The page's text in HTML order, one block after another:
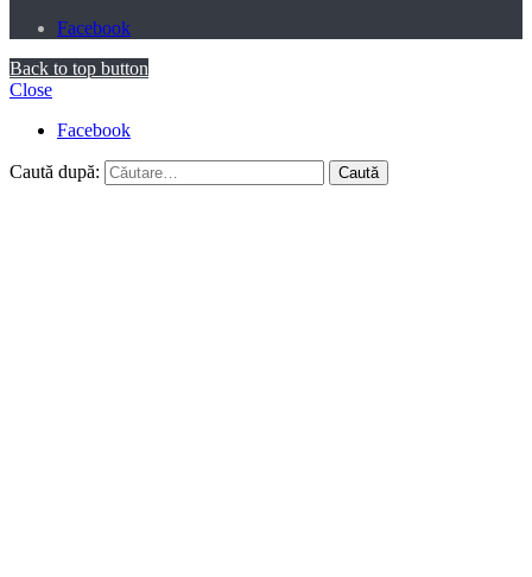
Facebook
Back to top button
Close
Facebook
Caută după: